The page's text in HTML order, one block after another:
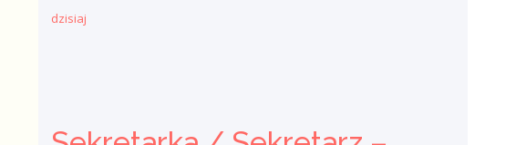
Opis stanowiska: Obsługa parków
dzisiaj